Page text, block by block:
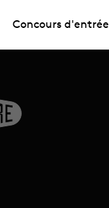
Concours d'entrée